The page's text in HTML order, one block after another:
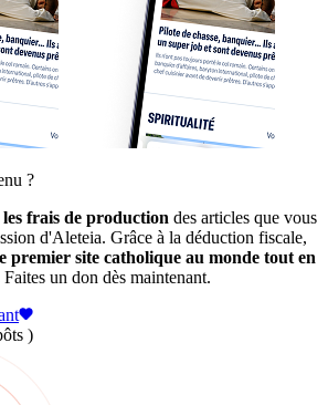
?
frais de production des articles que vous
d'Aleteia. Grâce à la déduction fiscale,
premier site catholique au monde tout en
Faites un don dès maintenant.
)